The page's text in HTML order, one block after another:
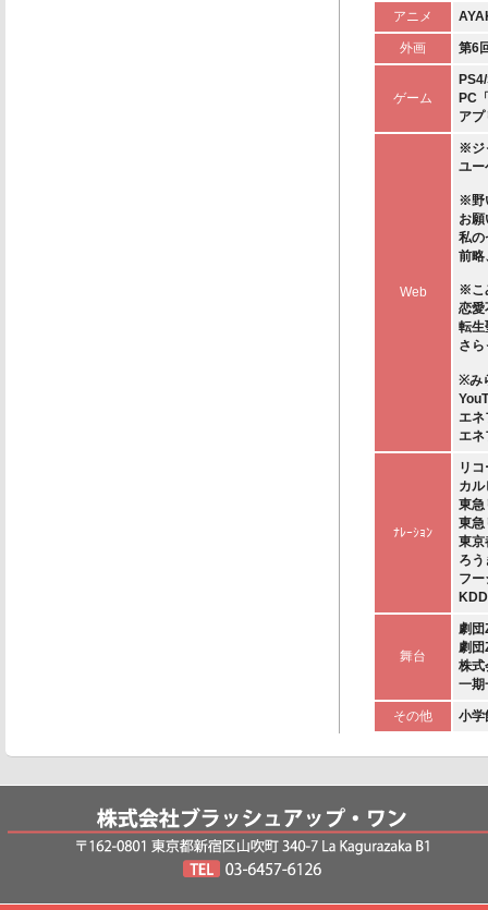
アニメ
外画 第6
ゲーム
PC
ア
Web
※ジ
ユー
※野
お
私の
前略
※こ
恋愛
転生
さ
※み
エ
エ
ﾅﾚｰｼｮﾝ
リ
カ
東急
東急
東京
ろ
フ
舞台
劇団
劇団
株式
一期
その他 小学